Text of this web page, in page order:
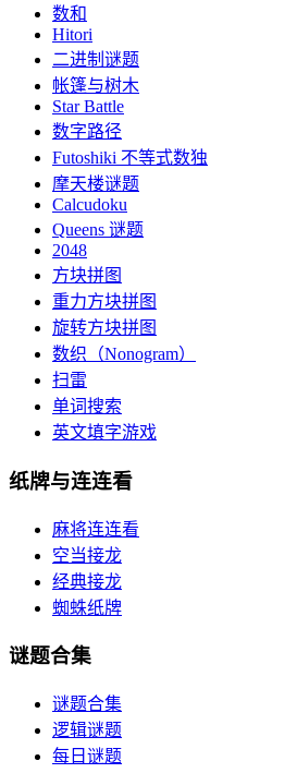
数和
Hitori
二进制谜题
帐篷与树木
Star Battle
数字路径
Futoshiki 不等式数独
摩天楼谜题
Calcudoku
Queens 谜题
2048
方块拼图
重力方块拼图
旋转方块拼图
数织（Nonogram）
扫雷
单词搜索
英文填字游戏
纸牌与连连看
麻将连连看
空当接龙
经典接龙
蜘蛛纸牌
谜题合集
谜题合集
逻辑谜题
每日谜题